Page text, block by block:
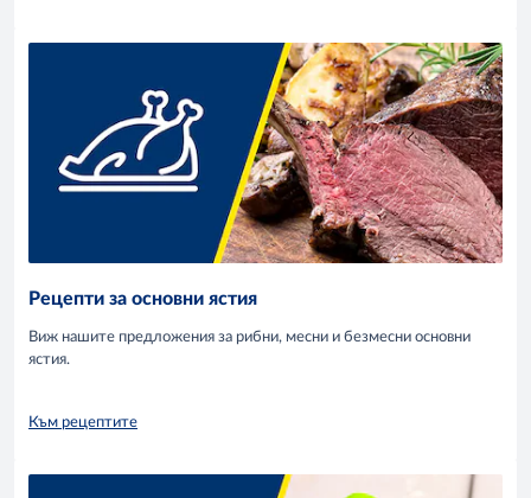
Рецепти за основни ястия
Виж нашите предложения за рибни, месни и безмесни основни
ястия.
Към рецептите